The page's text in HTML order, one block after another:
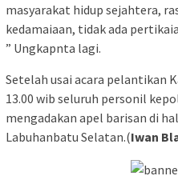
masyarakat hidup sejahtera,
kedamaiaan, tidak ada
” Ungkapnta lagi.
Setelah usai acara pelantikan
13.00 wib seluruh personil
mengadakan apel barisan di
Labuhanbatu Selatan.(Iwan